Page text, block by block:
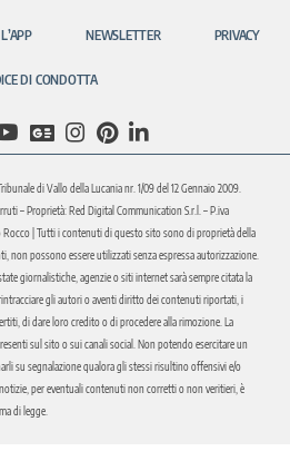
NEWSLETTER PRIVACY
DI CONDOTTA
di Vallo della Lucania nr. 1/09 del 12 Gennaio 2009.
– Proprietà: Red Digital Communication S.r.l. – P.iva
Rocco | Tutti i contenuti di questo sito sono di proprietà della
non possono essere utilizzati senza espressa autorizzazione.
giornalistiche, agenzie o siti internet sarà sempre citata la
gli autori o aventi diritto dei contenuti riportati, i
di dare loro credito o di procedere alla rimozione. La
sul sito o sui canali social. Non potendo esercitare un
su segnalazione qualora gli stessi risultino offensivi e/o
per eventuali contenuti non corretti o non veritieri, è
di legge.